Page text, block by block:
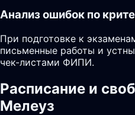
Анализ ошибок по
При подготовке к
письменные работы и
чек-листами ФИПИ.
Расписание и
Мелеуз